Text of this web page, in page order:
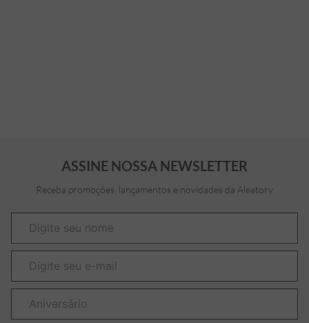
ASSINE NOSSA NEWSLETTER
Receba promoções, lançamentos e novidades da Aleatory